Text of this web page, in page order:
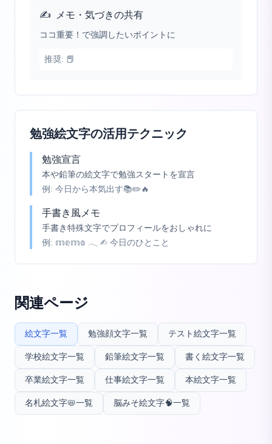
✍️ メモ・気づきの共有
ココ重要！で強調したいポイントに
推奨: 📕
勉強絵文字の活用テクニック
勉強宣言
本や鉛筆の絵文字で勉強スタートを宣言
例: 今日から本気出す📚✏️🔥
手書き風メモ
手書き特殊文字でプロフィールをおしゃれに
例: 𝕞𝕖𝕞𝕠 𓂃 ✍︎ 今日のひとこと
関連ページ
絵文字一覧 勉強顔文字一覧 テスト絵文字一覧
学校絵文字一覧 鉛筆絵文字一覧 書く絵文字一覧
卒業絵文字一覧 仕事絵文字一覧 本絵文字一覧
名札絵文字📛一覧 脳みそ絵文字🧠一覧